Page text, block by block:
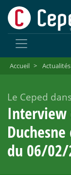
Accueil > Actualités
Le Ceped
Interview
du 06/02/